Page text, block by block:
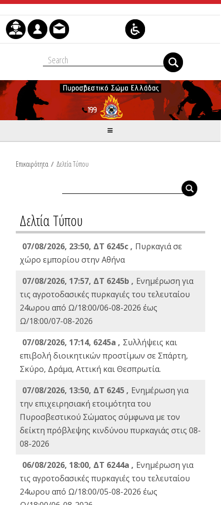
Μετάβαση στο περιεχόμενο
Επικαιρότητα / Δελτία Τύπου
Δελτία Τύπου
07/08/2026, 23:50, ΔΤ 6245c , Πυρκαγιά σε
χώρο εμπορίου στην Αθήνα
07/08/2026, 17:57, ΔΤ 6245b , Ενημέρωση για
τις αγροτοδασικές πυρκαγιές του τελευταίου
24ωρου από Ω/18:00/06-08-2026 έως
Ω/18:00/07-08-2026
07/08/2026, 17:14, 6245a , Συλλήψεις και
επιβολή διοικητικών προστίμων σε Σπάρτη,
Σκύρο, Δράμα, Αττική και Θεσπρωτία.
07/08/2026, 13:50, ΔΤ 6245 , Ενημέρωση για
την επιχειρησιακή ετοιμότητα του
Πυροσβεστικού Σώματος σύμφωνα με τον
δείκτη πρόβλεψης κινδύνου πυρκαγιάς στις 08-
08-2026
06/08/2026, 18:00, ΔΤ 6244a , Ενημέρωση για
τις αγροτοδασικές πυρκαγιές του τελευταίου
24ωρου από Ω/18:00/05-08-2026 έως